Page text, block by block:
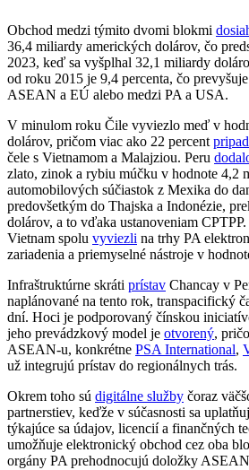
Obchod medzi týmito dvomi blokmi
36,4 miliardy amerických dolárov, čo
2023, keď sa vyšplhal 32,1 miliardy
od roku 2015 je 9,4 percenta, čo
ASEAN a EÚ alebo medzi PA a USA.
V minulom roku Čile vyviezlo meď v
dolárov, pričom viac ako 22 percent
čele s Vietnamom a Malajziou. Peru
zlato, zinok a rybiu múčku v hodnote 4,2
automobilových súčiastok z Mexika do
predovšetkým do Thajska a Indonézie,
dolárov, a to vďaka ustanoveniam
Vietnam spolu vyviezli na trhy PA
zariadenia a priemyselné nástroje v
Infraštruktúrne skráti prístav Chancay v
naplánované na tento rok, transpacifický
dní. Hoci je podporovaný čínskou
jeho prevádzkový model je otvorený,
ASEAN-u, konkrétne PSA International,
už integrujú prístav do regionálnych trás.
Okrem toho sú digitálne služby čoraz
partnerstiev, keďže v súčasnosti sa
týkajúce sa údajov, licencií a finančných
umožňuje elektronický obchod cez oba
orgány PA prehodnocujú doložky